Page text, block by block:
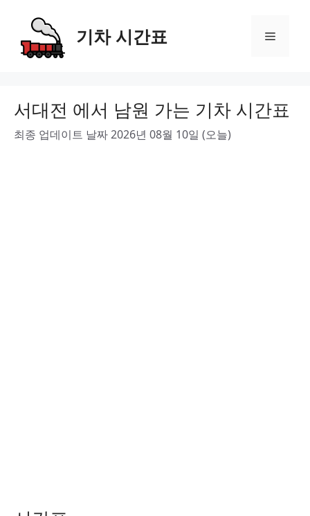
content
기차 시간표 Menu
서대전 에서 남원 가는 기차 시간표
최종 업데이트 날짜 2026년 08월 10일 (오늘)